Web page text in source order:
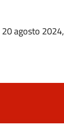
20 agosto